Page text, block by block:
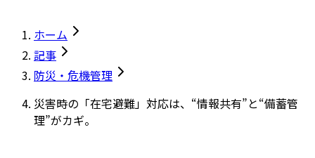
ホーム
記事
防災・危機管理
災害時の「在宅避難」対応は、“情報共有”と“備蓄管
理”がカギ。